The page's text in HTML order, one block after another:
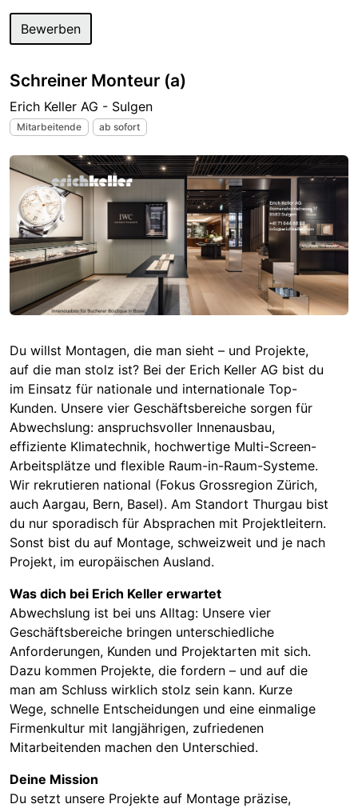
Bewerben
Schreiner Monteur (a)
Erich Keller AG - Sulgen
Mitarbeitende ab sofort
Du willst Montagen, die man sieht – und Projekte,
auf die man stolz ist? Bei der Erich Keller AG bist du
im Einsatz für nationale und internationale Top-
Kunden. Unsere vier Geschäftsbereiche sorgen für
Abwechslung: anspruchsvoller Innenausbau,
effiziente Klimatechnik, hochwertige Multi-Screen-
Arbeitsplätze und flexible Raum-in-Raum-Systeme.
Wir rekrutieren national (Fokus Grossregion Zürich,
auch Aargau, Bern, Basel). Am Standort Thurgau bist
du nur sporadisch für Absprachen mit Projektleitern.
Sonst bist du auf Montage, schweizweit und je nach
Projekt, im europäischen Ausland.
Was dich bei Erich Keller erwartet
Abwechslung ist bei uns Alltag: Unsere vier
Geschäftsbereiche bringen unterschiedliche
Anforderungen, Kunden und Projektarten mit sich.
Dazu kommen Projekte, die fordern – und auf die
man am Schluss wirklich stolz sein kann. Kurze
Wege, schnelle Entscheidungen und eine einmalige
Firmenkultur mit langjährigen, zufriedenen
Mitarbeitenden machen den Unterschied.
Deine Mission
Du setzt unsere Projekte auf Montage präzise,